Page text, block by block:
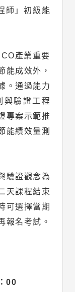
師」初級能
產業重要
能成效外，
。通過能力
與驗證工程
專案示範推
能績效量測
驗證觀念為
天課程結束
可選擇當期
報名考試。
00